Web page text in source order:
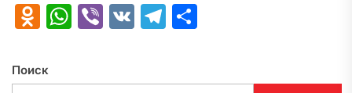
Odnoklassniki
WhatsApp
Viber
VK Telegram
Поиск